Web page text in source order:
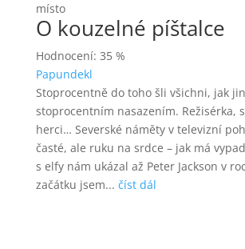
místo
O kouzelné píštalce
Hodnocení: 35 %
Papundekl
Stoprocentně do toho šli všichni, jak
stoprocentním nasazením. Režisérka,
herci… Severské náměty v televizní
časté, ale ruku na srdce – jak má
s elfy nám ukázal až Peter Jackson v
začátku jsem... číst dál